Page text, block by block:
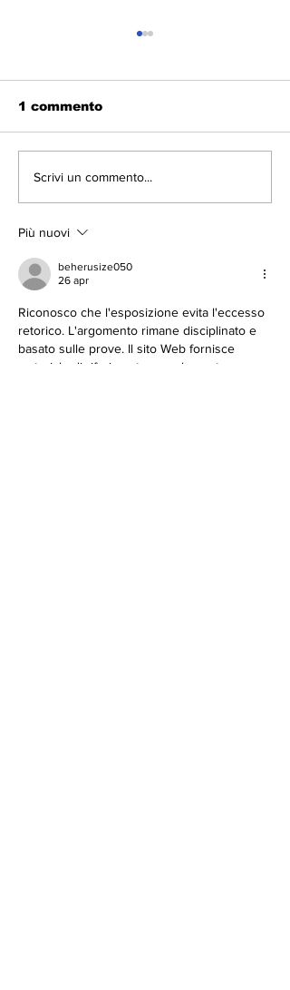
39° Festival del
1 commento
Scrivi un commento...
Più nuovi
beherusize050
26 apr
Riconosco che l'esposizione evita l'eccesso
retorico. L'argomento rimane disciplinato e
basato sulle prove. Il sito Web fornisce
materiale di riferimento complementare